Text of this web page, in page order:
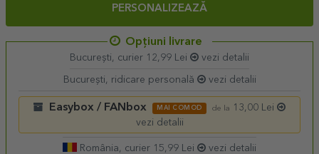
PERSONALIZEAZĂ
Opțiuni livrare
București, curier 12,99 Lei vezi detalii
București, ridicare personală vezi detalii
Easybox / FANbox MAI COMOD de la
13,00 Lei
vezi detalii
România, curier 15,99 Lei vezi detalii